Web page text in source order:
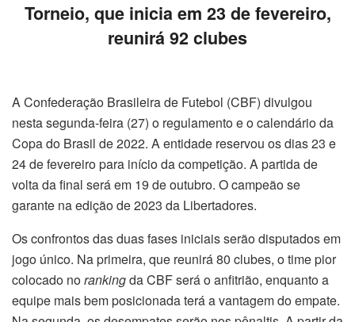
Torneio, que inicia em 23 de fevereiro,
reunirá 92 clubes
A Confederação Brasileira de Futebol (CBF) divulgou
nesta segunda-feira (27) o regulamento e o calendário da
Copa do Brasil de 2022. A entidade reservou os dias 23 e
24 de fevereiro para início da competição. A partida de
volta da final será em 19 de outubro. O campeão se
garante na edição de 2023 da Libertadores.
Os confrontos das duas fases iniciais serão disputados em
jogo único. Na primeira, que reunirá 80 clubes, o time pior
colocado norankingda CBF será o anfitrião, enquanto a
equipe mais bem posicionada terá a vantagem do empate.